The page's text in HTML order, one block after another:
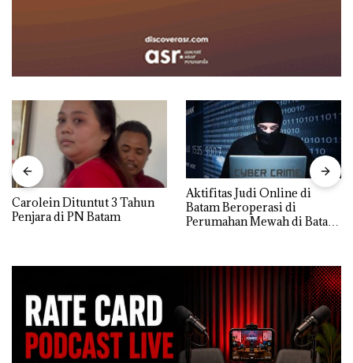
Carolein Dituntut 3 Tahun
Penjara di PN Batam
Aktifitas Judi Online di
Batam Beroperasi di
Perumahan Mewah di Batam